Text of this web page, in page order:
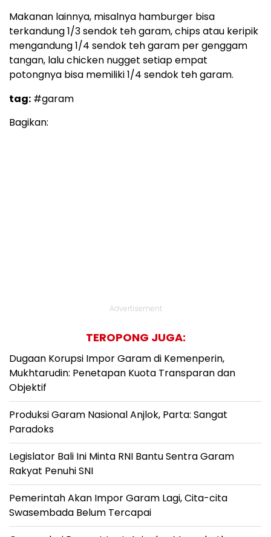
Makanan lainnya, misalnya hamburger bisa
terkandung 1/3 sendok teh garam, chips atau keripik
mengandung 1/4 sendok teh garam per genggam
tangan, lalu chicken nugget setiap empat
potongnya bisa memiliki 1/4 sendok teh garam.
tag: #garam
Bagikan:
Advertisement
TEROPONG JUGA:
Dugaan Korupsi Impor Garam di Kemenperin,
Mukhtarudin: Penetapan Kuota Transparan dan
Objektif
Produksi Garam Nasional Anjlok, Parta: Sangat
Paradoks
Legislator Bali Ini Minta RNI Bantu Sentra Garam
Rakyat Penuhi SNI
Pemerintah Akan Impor Garam Lagi, Cita-cita
Swasembada Belum Tercapai